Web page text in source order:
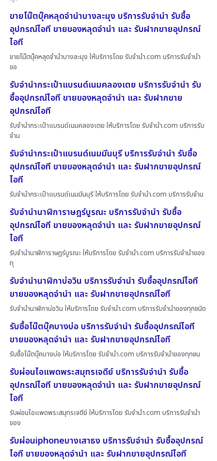
ขายโน๊ตบุ๊คหลุดจำนำบางละมุง บริการรับจำนำ รับซื้อ
อุปกรณ์ไอที ขายของหลุดจำนำ และ รับฝากขายอุปกรณ์
ไอที
ขายโน๊ตบุ๊คหลุดจำนำบางละมุง ให้บริการโดย รับจํานํา.com บริการรับจำนำ
ขอ
รับจำนำกระเป๋าแบรนด์เนมคลองเตย บริการรับจำนำ รับ
ซื้ออุปกรณ์ไอที ขายของหลุดจำนำ และ รับฝากขาย
อุปกรณ์ไอที
รับจำนำกระเป๋าแบรนด์เนมคลองเตย ให้บริการโดย รับจํานํา.com บริการรับ
จำน
รับจำนำกระเป๋าแบรนด์เนมมีนบุรี บริการรับจำนำ รับซื้อ
อุปกรณ์ไอที ขายของหลุดจำนำ และ รับฝากขายอุปกรณ์
ไอที
รับจำนำกระเป๋าแบรนด์เนมมีนบุรี ให้บริการโดย รับจํานํา.com บริการรับจำน
รับจำนำนาฬิการาษฎร์บูรณะ บริการรับจำนำ รับซื้อ
อุปกรณ์ไอที ขายของหลุดจำนำ และ รับฝากขายอุปกรณ์
ไอที
รับจำนำนาฬิการาษฎร์บูรณะ ให้บริการโดย รับจํานํา.com บริการรับจำนำของ
ทุ
รับจำนำนาฬิกาบ่อวิน บริการรับจำนำ รับซื้ออุปกรณ์ไอที
ขายของหลุดจำนำ และ รับฝากขายอุปกรณ์ไอที
รับจำนำนาฬิกาบ่อวิน ให้บริการโดย รับจํานํา.com บริการรับจำนำของทุกชนิด
รับซื้อโน๊ตบุ๊คบางบ่อ บริการรับจำนำ รับซื้ออุปกรณ์ไอที
ขายของหลุดจำนำ และ รับฝากขายอุปกรณ์ไอที
รับซื้อโน๊ตบุ๊คบางบ่อ ให้บริการโดย รับจํานํา.com บริการรับจำนำของทุกชน
รับผ่อนไอแพดพระสมุทรเจดีย์ บริการรับจำนำ รับซื้อ
อุปกรณ์ไอที ขายของหลุดจำนำ และ รับฝากขายอุปกรณ์
ไอที
รับผ่อนไอแพดพระสมุทรเจดีย์ ให้บริการโดย รับจํานํา.com บริการรับจำนำ
ของ
รับผ่อนiphoneบางเสาธง บริการรับจำนำ รับซื้ออุปกรณ์
ไอที ขายของหลุดจำนำ และ รับฝากขายอุปกรณ์ไอที